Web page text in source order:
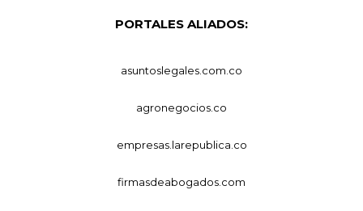
PORTALES ALIADOS:
asuntoslegales.com.co
agronegocios.co
empresas.larepublica.co
firmasdeabogados.com